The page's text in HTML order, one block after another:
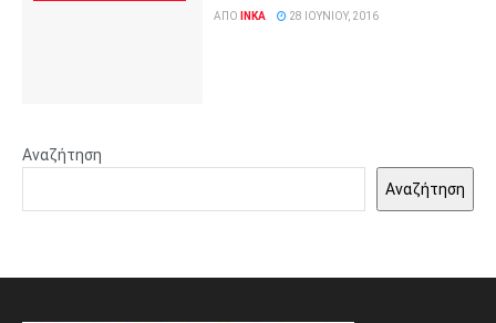
ΑΠΌ INKA 28 ΙΟΥΝΊΟΥ, 2016
Αναζήτηση
Αναζήτηση